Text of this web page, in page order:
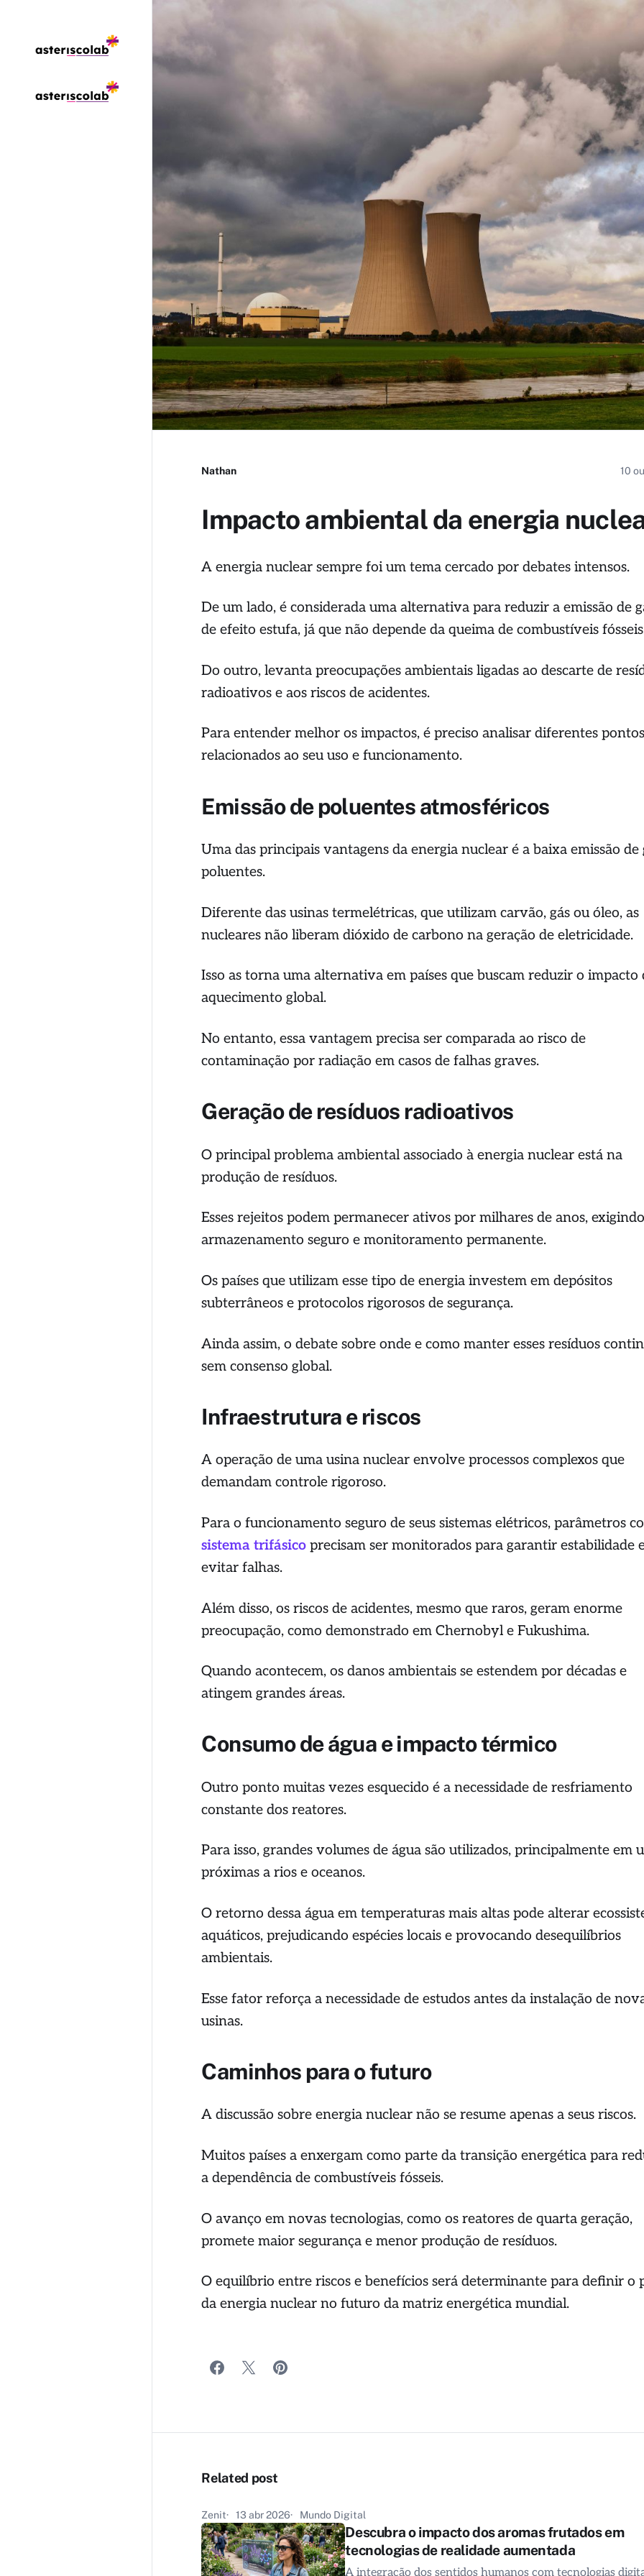
Nathan 10
Impacto ambiental da energia
A energia nuclear sempre foi um tema cercado por debates intensos.
De um lado, é considerada uma alternativa para reduzir a emissão de
de efeito estufa, já que não depende da queima de combustíveis
Do outro, levanta preocupações ambientais ligadas ao descarte de
radioativos e aos riscos de acidentes.
Para entender melhor os impactos, é preciso analisar diferentes
relacionados ao seu uso e funcionamento.
Emissão de poluentes atmosféricos
Uma das principais vantagens da energia nuclear é a baixa emissão de
poluentes.
Diferente das usinas termelétricas, que utilizam carvão, gás ou óleo, as
nucleares não liberam dióxido de carbono na geração de eletricidade.
Isso as torna uma alternativa em países que buscam reduzir o impacto
aquecimento global.
No entanto, essa vantagem precisa ser comparada ao risco de
contaminação por radiação em casos de falhas graves.
Geração de resíduos radioativos
O principal problema ambiental associado à energia nuclear está na
produção de resíduos.
Esses rejeitos podem permanecer ativos por milhares de anos,
armazenamento seguro e monitoramento permanente.
Os países que utilizam esse tipo de energia investem em depósitos
subterrâneos e protocolos rigorosos de segurança.
Ainda assim, o debate sobre onde e como manter esses resíduos
sem consenso global.
Infraestrutura e riscos
A operação de uma usina nuclear envolve processos complexos que
demandam controle rigoroso.
Para o funcionamento seguro de seus sistemas elétricos, parâmetros
sistema trifásico precisam ser monitorados para garantir estabilidade
evitar falhas.
Além disso, os riscos de acidentes, mesmo que raros, geram enorme
preocupação, como demonstrado em Chernobyl e Fukushima.
Quando acontecem, os danos ambientais se estendem por décadas e
atingem grandes áreas.
Consumo de água e impacto térmico
Outro ponto muitas vezes esquecido é a necessidade de resfriamento
constante dos reatores.
Para isso, grandes volumes de água são utilizados, principalmente em
próximas a rios e oceanos.
O retorno dessa água em temperaturas mais altas pode alterar
aquáticos, prejudicando espécies locais e provocando desequilíbrios
ambientais.
Esse fator reforça a necessidade de estudos antes da instalação de
usinas.
Caminhos para o futuro
A discussão sobre energia nuclear não se resume apenas a seus riscos.
Muitos países a enxergam como parte da transição energética para
a dependência de combustíveis fósseis.
O avanço em novas tecnologias, como os reatores de quarta geração,
promete maior segurança e menor produção de resíduos.
O equilíbrio entre riscos e benefícios será determinante para definir o
da energia nuclear no futuro da matriz energética mundial.
Related post
Zenit 13 abr 2026 Mundo Digital
Descubra o impacto dos aromas frutados em
tecnologias de realidade aumentada
A integração dos sentidos humanos com tecnologias